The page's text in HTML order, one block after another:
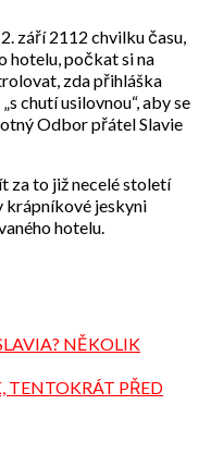
září 2112 chvilku času,
hotelu, počkat si na
zda přihláška
chutí usilovnou“, aby se
Odbor přátel Slavie
za to již necelé století
krápníkové jeskyni
hotelu.
NĚKOLIK
TENTOKRÁT PŘED